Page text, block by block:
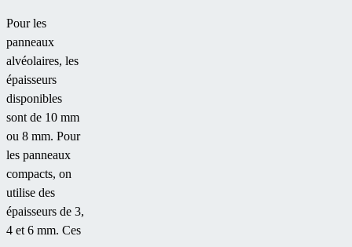
Pour les
panneaux
alvéolaires, les
épaisseurs
disponibles
sont de 10 mm
ou 8 mm. Pour
les panneaux
compacts, on
utilise des
épaisseurs de 3,
4 et 6 mm. Ces